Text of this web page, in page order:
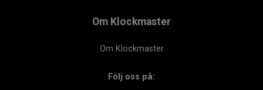
Om Klockmaster
Om Klockmaster
Följ oss på: